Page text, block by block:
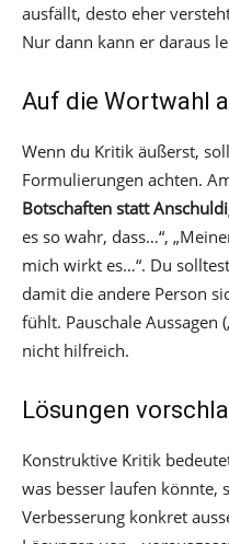
ausfällt, desto eher
Nur dann kann er daraus
Auf die Wortwahl
Wenn du Kritik äußerst,
Formulierungen achten.
Botschaften statt
es so wahr, dass…“,
mich wirkt es…“. Du
damit die andere Person
fühlt. Pauschale Aussagen
nicht hilfreich.
Lösungen
Konstruktive Kritik
was besser laufen könnte,
Verbesserung konkret